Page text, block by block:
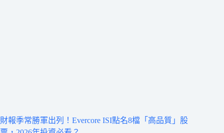
財報季常勝軍出列！Evercore ISI點名8檔「高品質」股